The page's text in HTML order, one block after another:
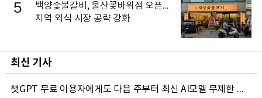
5
백양숯불갈비, 울산꽃바위점 오픈...
지역 외식 시장 공략 강화
최신 기사
챗GPT 무료 이용자에게도 다음 주부터 최신 AI모델 무제한 제공...오픈AI, GPT-5.6 '루나' 모델 제한없이 제공키로